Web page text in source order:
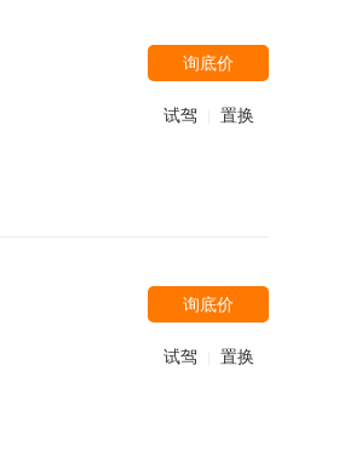
询底价
试驾 置换
询底价
试驾 置换